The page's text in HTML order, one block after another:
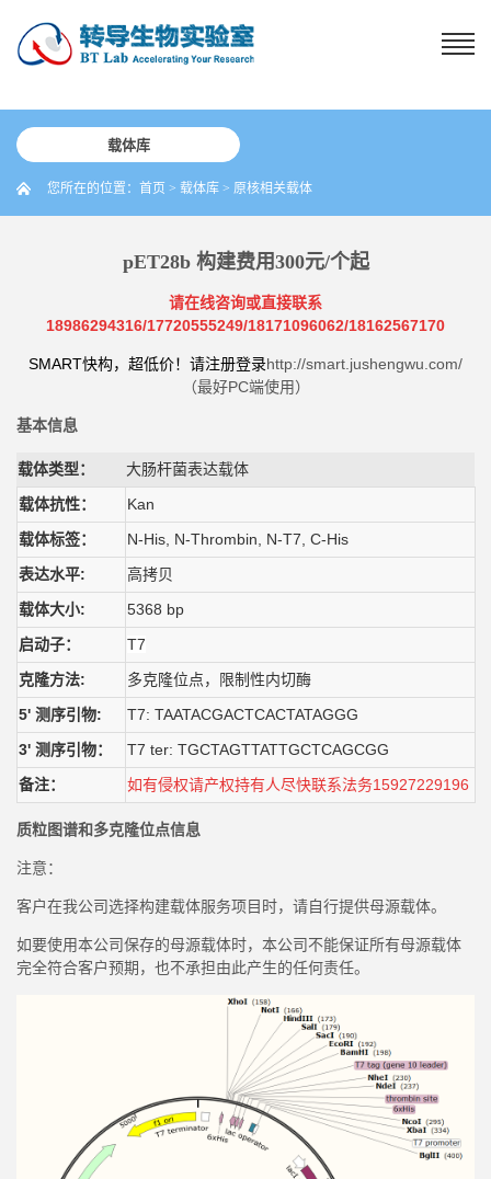
载体库
您所在的位置： 首页 > 载体库 > 原核相关载体
pET28b 构建费用300元/个起
请在线咨询或直接联系
18986294316/17720555249/18171096062/18162567170
SMART快构，超低价！请注册登录http://smart.jushengwu.com/
（最好PC端使用）
基本信息
载体类型：
大肠杆菌表达载体
载体抗性：
Kan
载体标签：
N-His, N-Thrombin, N-T7, C-His
表达水平:
高拷贝
载体大小:
5368 bp
启动子：
T7
克隆方法:
多克隆位点，限制性内切酶
5' 测序引物:
T7: TAATACGACTCACTATAGGG
3' 测序引物：
T7 ter: TGCTAGTTATTGCTCAGCGG
备注： 如有侵权请产权持有人尽快联系法务15927229196
质粒图谱和多克隆位点信息
注意：
客户在我公司选择构建载体服务项目时，请自行提供母源载体。
如要使用本公司保存的母源载体时，本公司不能保证所有母源载体
完全符合客户预期，也不承担由此产生的任何责任。